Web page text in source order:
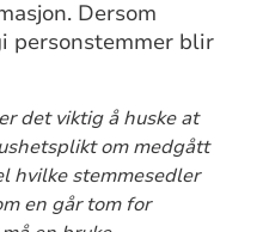
Dersom
personstemmer blir
det viktig å huske at
om medgått
hvilke stemmesedler
en går tom for